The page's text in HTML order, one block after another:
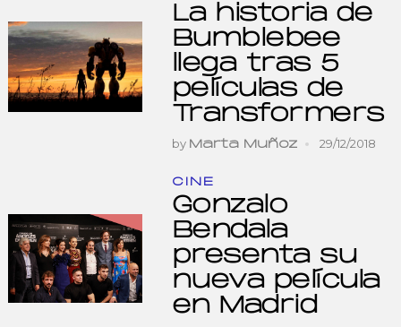
La historia de
Bumblebee
llega tras 5
películas de
Transformers
by Marta Muñoz 29/12/2018
CINE
Gonzalo
Bendala
presenta su
nueva película
en Madrid